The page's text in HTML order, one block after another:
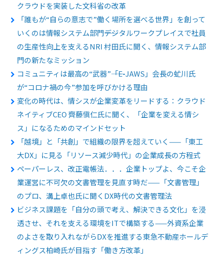
クラウドを実装した文科省の改革
「誰もが“自らの意志で”働く場所を選べる世界」を創って
いくのは情報システム部門――デジタルワークプレイスで社員
の生産性向上を支えるNRI 村田氏に聞く、情報システム部
門の新たなミッション
コミュニティは最高の“武器”――「E-JAWS」会長の虻川氏
が“コロナ禍の今”参加を呼びかける理由
変化の時代は、情シスが企業変革をリードする：クラウド
ネイティブCEO 齊藤愼仁氏に聞く、「企業を変える情シ
ス」になるためのマインドセット
「越境」と「共創」で組織の限界を超えていく——「東工
大DX」に見る「リソース減少時代」の企業成長の方程式
ペーパーレス、改正電帳法．．．企業トップよ、今こそ企
業運営に不可欠の文書管理を見直す時だ——「文書管理」
のプロ、溝上卓也氏に聞くDX時代の文書管理法
ビジネス課題を「自分の頭で考え、解決できる文化」を浸
透させ、それを支える環境をITで構築する——外資系企業
のよさを取り入れながらDXを推進する東急不動産ホールデ
ィングス柏崎氏が目指す「働き方改革」